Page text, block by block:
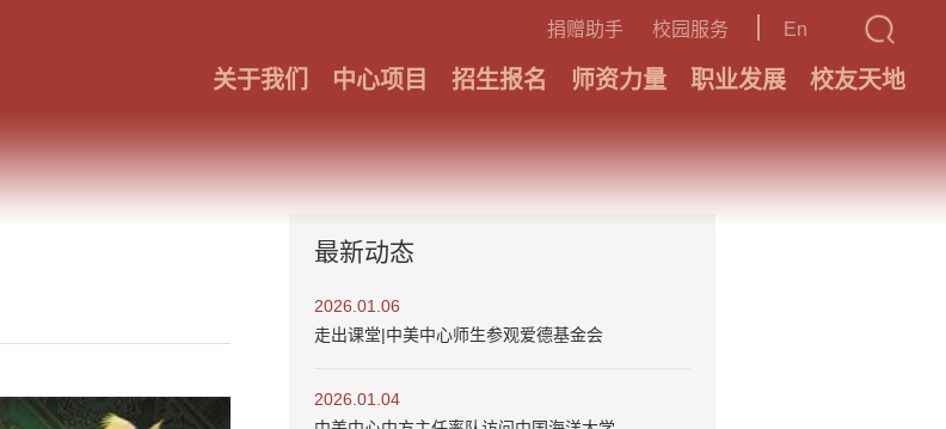
捐赠助手 校园服务 En
关于我们 中心项目 招生报名 师资力量 职业发展 校友天地
最新动态
2026.01.06
走出课堂|中美中心师生参观爱德基金会
2026.01.04